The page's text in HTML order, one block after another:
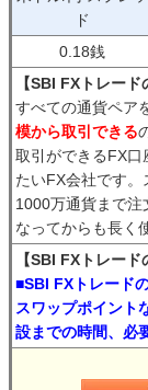
ド
0.18銭
【SBI FXトレード
すべての通貨ペア
模から取引できる
取引ができるFX口
たいFX会社です
1000万通貨まで注
なってからも長く
【SBI FXトレード
■SBI FXトレード
スワップポイント
設までの時間、必